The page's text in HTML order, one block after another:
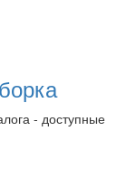
- доступные